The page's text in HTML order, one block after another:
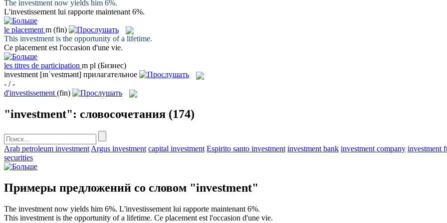
The investment now yields him 6%.
L'investissement lui rapporte maintenant 6%.
le placement m (fin)
This investment is the opportunity of a lifetime.
Ce placement est l'occasion d'une vie.
les titres de participation m pl (Бизнес)
investment [ɪnˈvestmənt] прилагательное
- / -
d'investissement (fin)
"investment": словосочетания (174)
Arab petroleum investment Argus investment capital investment Espirito santo investment investment bank investment company investment
securities
Примеры предложений со словом "investment"
The investment now yields him 6%. L'investissement lui rapporte maintenant 6%.
This investment is the opportunity of a lifetime. Ce placement est l'occasion d'une vie.